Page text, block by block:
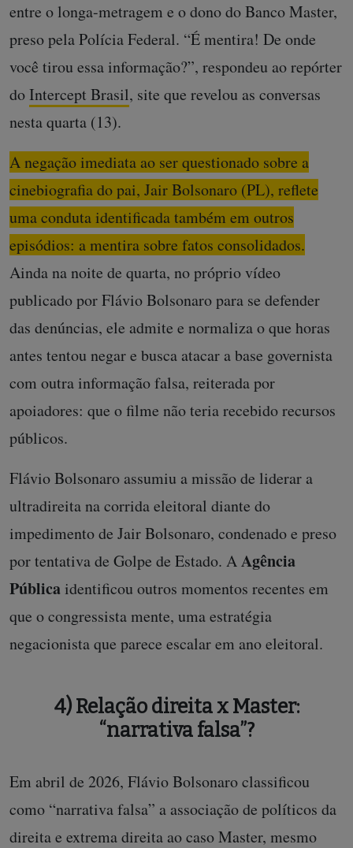
entre o longa-metragem e o dono do Banco Master,
preso pela Polícia Federal. “É mentira! De onde
você tirou essa informação?”, respondeu ao repórter
doIntercept Brasil, site que revelou as conversas
nesta quarta (13).
A negação imediata ao ser questionado sobre a
cinebiografia do pai, Jair Bolsonaro (PL), reflete
uma conduta identificada também em outros
episódios: a mentira sobre fatos consolidados.
Ainda na noite de quarta, no próprio vídeo
publicado por Flávio Bolsonaro para se defender
das denúncias, ele admite e normaliza o que horas
antes tentou negar e busca atacar a base governista
com outra informação falsa, reiterada por
apoiadores: que o filme não teria recebido recursos
públicos.
Flávio Bolsonaro assumiu a missão de liderar a
ultradireita na corrida eleitoral diante do
impedimento de Jair Bolsonaro, condenado e preso
por tentativa de Golpe de Estado. AAgência
Públicaidentificou outros momentos recentes em
que o congressista mente, uma estratégia
negacionista que parece escalar em ano eleitoral.
4) Relação direita x Master:
“narrativa falsa”?
Em abril de 2026, Flávio Bolsonaro classificou
como “narrativa falsa” a associação de políticos da
direita e extrema direita ao caso Master, mesmo